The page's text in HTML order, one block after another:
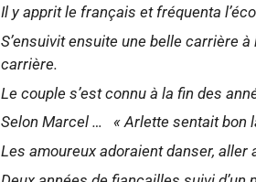
Il y apprit le français et fréquenta
S’ensuivit ensuite une belle carrière
carrière.
Le couple s’est connu à la fin des
Selon Marcel … « Arlette sentait bon
Les amoureux adoraient danser, aller